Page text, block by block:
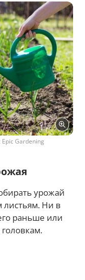
Gardening
урожай
листьям. Ни в
раньше или